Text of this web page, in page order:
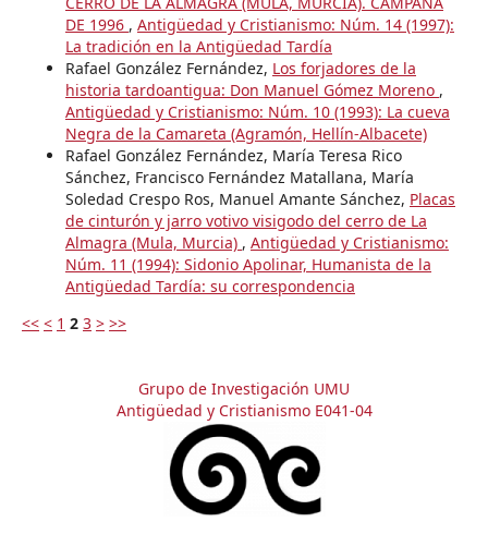
DE 1996 , Antigüedad y Cristianismo: Núm. 14 (1997):
La tradición en la Antigüedad Tardía
Rafael González Fernández, Los forjadores de la
historia tardoantigua: Don Manuel Gómez Moreno ,
Antigüedad y Cristianismo: Núm. 10 (1993): La cueva
Negra de la Camareta (Agramón, Hellín-Albacete)
Rafael González Fernández, María Teresa Rico
Sánchez, Francisco Fernández Matallana, María
Soledad Crespo Ros, Manuel Amante Sánchez, Placas
de cinturón y jarro votivo visigodo del cerro de La
Almagra (Mula, Murcia) , Antigüedad y Cristianismo:
Núm. 11 (1994): Sidonio Apolinar, Humanista de la
Antigüedad Tardía: su correspondencia
<< < 1 2 3 > >>
Grupo de Investigación UMU
Antigüedad y Cristianismo E041-04